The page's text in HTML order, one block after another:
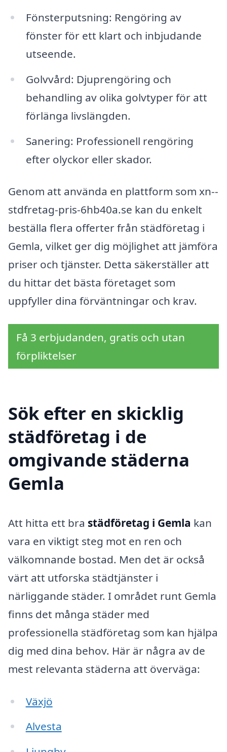
Fönsterputsning: Rengöring av
fönster för ett klart och inbjudande
utseende.
Golvvård: Djuprengöring och
behandling av olika golvtyper för att
förlänga livslängden.
Sanering: Professionell rengöring
efter olyckor eller skador.
Genom att använda en plattform som xn--
stdfretag-pris-6hb40a.se kan du enkelt
beställa flera offerter från städföretag i
Gemla, vilket ger dig möjlighet att jämföra
priser och tjänster. Detta säkerställer att
du hittar det bästa företaget som
uppfyller dina förväntningar och krav.
Få 3 erbjudanden, gratis och utan
förpliktelser
Sök efter en skicklig
städföretag i de
omgivande städerna
Gemla
Att hitta ett bra städföretag i Gemla kan
vara en viktigt steg mot en ren och
välkomnande bostad. Men det är också
värt att utforska städtjänster i
närliggande städer. I området runt Gemla
finns det många städer med
professionella städföretag som kan hjälpa
dig med dina behov. Här är några av de
mest relevanta städerna att överväga:
Växjö
Alvesta